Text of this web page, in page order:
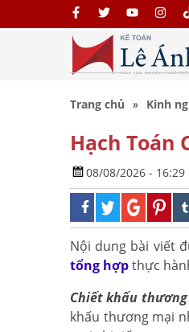
Trang chủ Kinh
Hạch Toán
08/08/2026 - 16:29
Nội dung bài viết
tổng hợpthực
Chiết khấu
khấu thương mại